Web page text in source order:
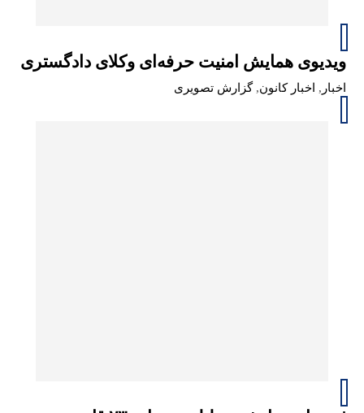
ویدیوی همایش امنیت حرفه‌ای وکلای دادگستری
اخبار , اخبار کانون,گزارش تصویری